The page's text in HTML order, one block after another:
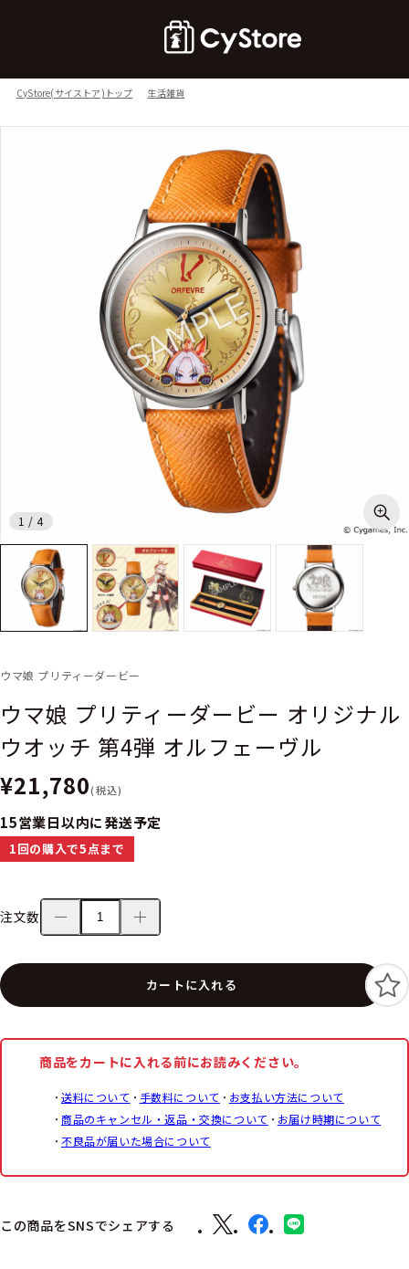
CyStore(サイストア)トップ 生活雑貨
1 / 4
ウマ娘 プリティーダービー
ウマ娘 プリティーダービー オリジナル
ウオッチ 第4弾 オルフェーヴル
¥21,780(税込)
15営業日以内に発送予定
1回の購入で5点まで
注文数
カートに入れる
商品をカートに入れる前にお読みください。
送料について 手数料について
お支払い方法について
商品のキャンセル・返品・交換について
お届け時期について
不良品が届いた場合について
この商品をSNSでシェアする